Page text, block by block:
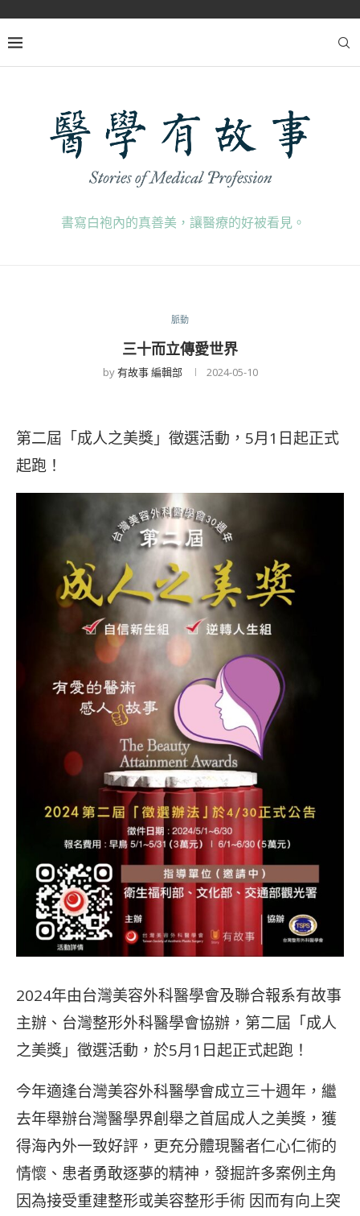
書寫白袍內的真善美，讓醫療的好被看見。
脈動
三十而立傳愛世界
by有故事 編輯部 2024-05-10
第二屆「成人之美獎」徵選活動，5月1日起正式
起跑！
2024年由台灣美容外科醫學會及聯合報系有故事
主辦、台灣整形外科醫學會協辦，第二屆「成人
之美獎」徵選活動，於5月1日起正式起跑！
今年適逢台灣美容外科醫學會成立三十週年，繼
去年舉辦台灣醫學界創舉之首屆成人之美獎，獲
得海內外一致好評，更充分體現醫者仁心仁術的
情懷、患者勇敢逐夢的精神，發掘許多案例主角
因為接受重建整形或美容整形手術 因而有向上突